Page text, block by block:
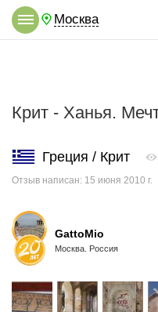
Москва
Крит - Ханья.
Греция / Крит
Отзыв написан: 15 июня 2010 г.
GattoMio
Москва. Россия